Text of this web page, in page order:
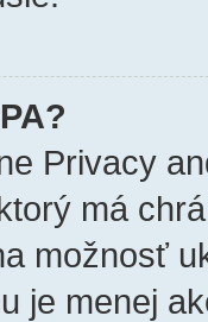
Privacy
má
možnosť
je menej